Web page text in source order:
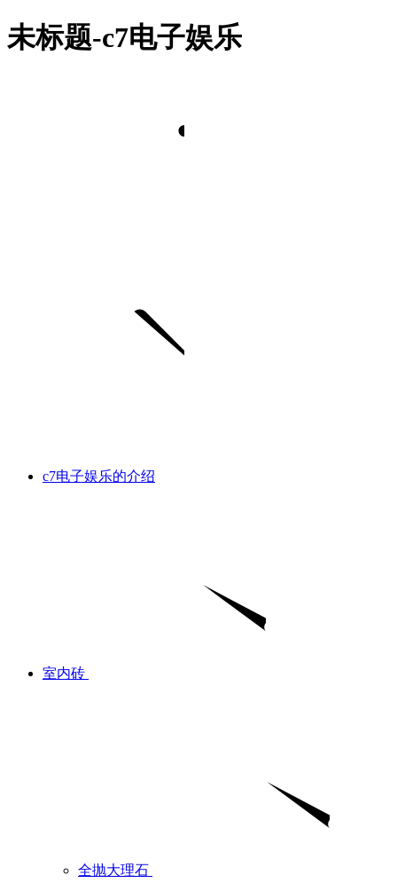
未标题-c7电子娱乐
c7电子娱乐的介绍
室内砖
全抛大理石